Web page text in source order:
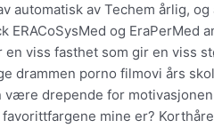
automatisk av Techem årlig, og
og EraPerMed
viss fasthet som gir en viss
drammen porno filmovi års
være drepende for
mine er?